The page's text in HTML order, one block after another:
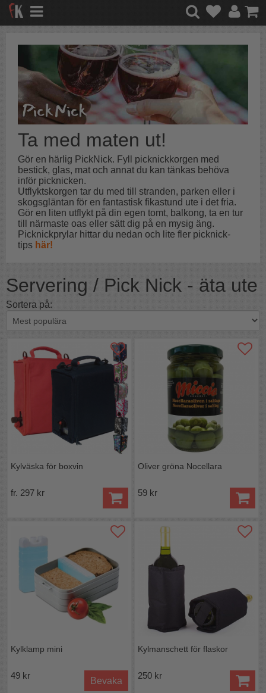
Ta med maten ut!
Gör en härlig PickNick. Fyll picknickkorgen med
bestick, glas, mat och annat du kan tänkas behöva
inför picknicken.
Utflyktskorgen tar du med till
stranden, parken eller i
skogsgläntan för en fantastisk fikastund ute i det fria.
Gör en liten utflykt på din egen tomt, balkong, ta en tur
till närmaste oas eller sätt dig på en mysig äng.
Picknickprylar hittar du nedan och lite fler picknick-
tips här!
Servering / Pick Nick - äta ute
Sortera på:
Kylväska för boxvin
fr. 297 kr
Oliver gröna Nocellara
59 kr
Kylklamp mini
49 kr
Bevaka
Kylmanschett för flaskor
250 kr